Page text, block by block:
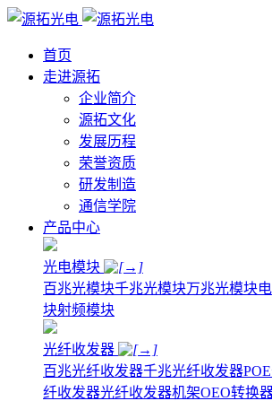
首页
走进源拓
企业简介
源拓文化
发展历程
荣誉资质
研发制造
通信学院
产品中心
光电模块
百兆光模块千兆光模块万兆光模块
块射频模块
光纤收发器
百兆光纤收发器千兆光纤收发器
纤收发器光纤收发器机架OEO转换